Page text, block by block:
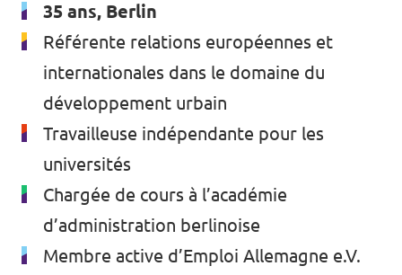
35 ans, Berlin
Référente relations européennes et
internationales dans le domaine du
développement urbain
Travailleuse indépendante pour les
universités
Chargée de cours à l’académie
d’administration berlinoise
Membre active d’Emploi Allemagne e.V.